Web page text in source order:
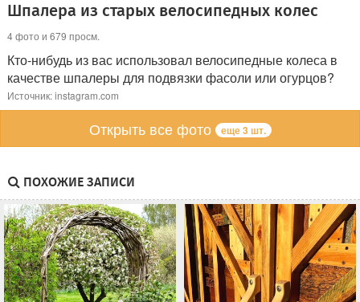
Шпалера из старых велосипедных колес
4 фото и 679 просм.
Кто-нибудь из вас использовал велосипедные колеса в
качестве шпалеры для подвязки фасоли или огурцов?
Источник: instagram.com
Открыть все фото еще 3 шт.
ПОХОЖИЕ ЗАПИСИ